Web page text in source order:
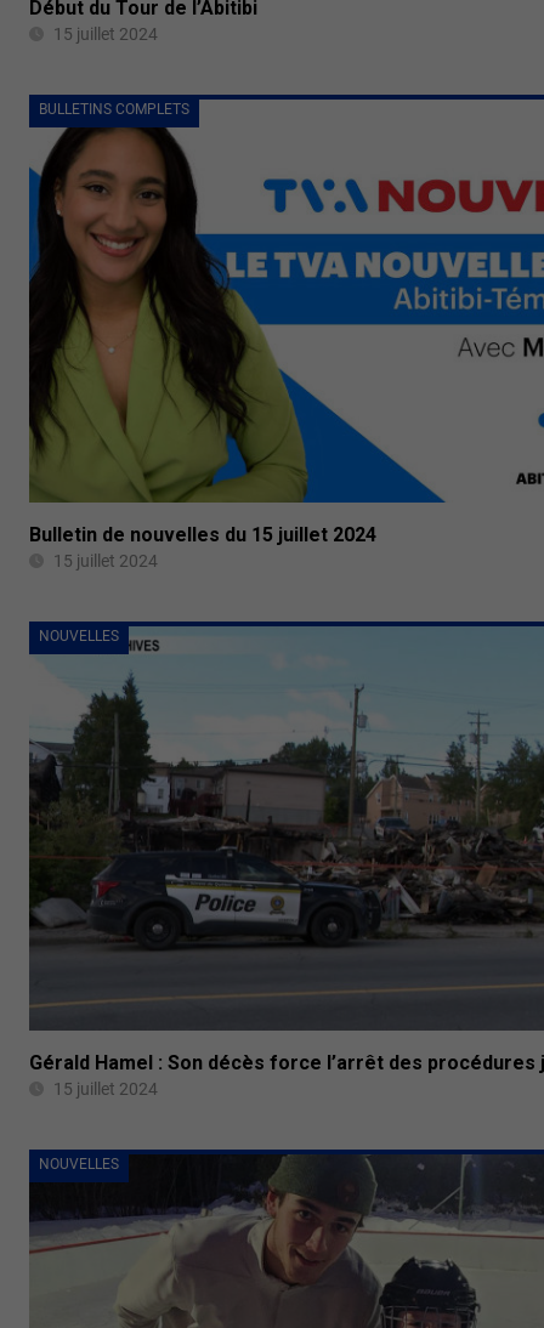
Début du Tour de l’Abitibi
15 juillet 2024
BULLETINS COMPLETS
Bulletin de nouvelles du 15 juillet 2024
15 juillet 2024
NOUVELLES
Gérald Hamel : Son décès force l’arrêt des procédures
15 juillet 2024
NOUVELLES